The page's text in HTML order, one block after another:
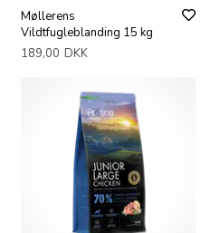
Møllerens
Vildtfugleblanding 15 kg
189,00 DKK